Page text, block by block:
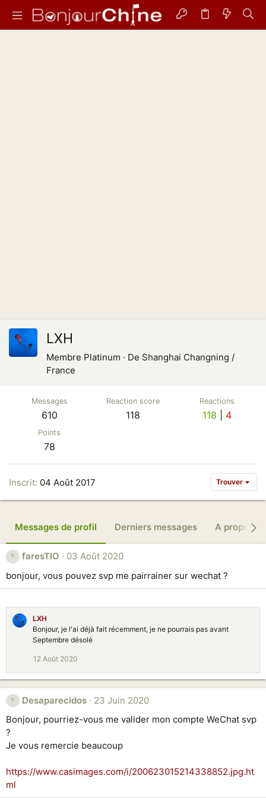
LXH
Membre Platinum · De Shanghai Changning /
France
Messages
610
Reaction score
118
Reactions
118 4
Points
78
Inscrit 04 Août 2017 Trouver
Messages de profil Derniers messages A propos
faresTIO
03 Août 2020
bonjour, vous pouvez svp me pairrainer sur wechat ?
LXH
Bonjour, je l'ai déjà fait récemment, je ne pourrais pas avant
Septembre désolé
12 Août 2020
Desaparecidos
23 Juin 2020
Bonjour, pourriez-vous me valider mon compte WeChat svp
?
Je vous remercie beaucoup
https://www.casimages.com/i/200623015214338852.jpg.ht
ml